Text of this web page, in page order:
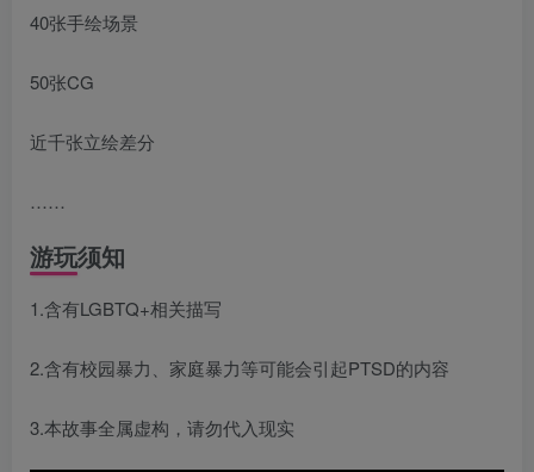
40张手绘场景
50张CG
近千张立绘差分
……
游玩须知
1.含有LGBTQ+相关描写
2.含有校园暴力、家庭暴力等可能会引起PTSD的内容
3.本故事全属虚构，请勿代入现实